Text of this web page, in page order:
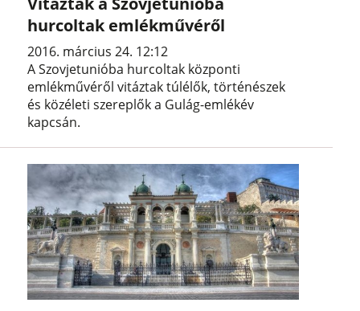
hurcoltak emlékművéről
2016. március 24. 12:12
A Szovjetunióba hurcoltak központi
emlékművéről vitáztak túlélők, történészek
és közéleti szereplők a Gulág-emlékév
kapcsán.